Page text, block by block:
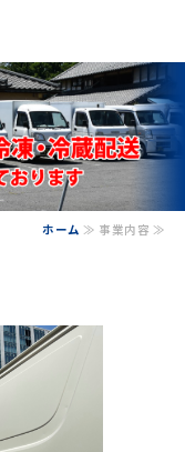
ホーム ≫ 事業内容 ≫